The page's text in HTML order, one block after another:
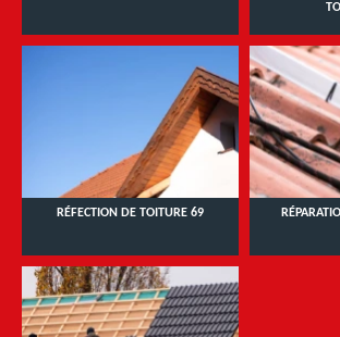
RÉFECTION DE TOITURE 69